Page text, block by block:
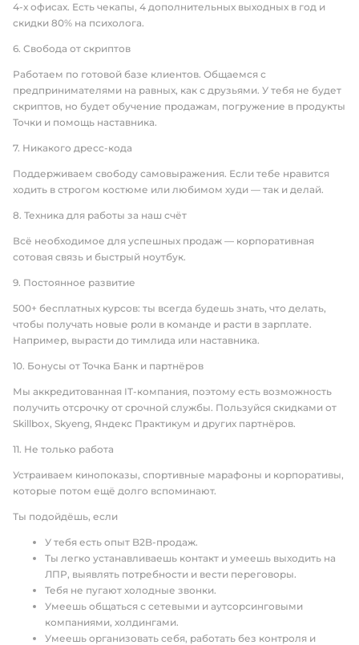
4-х офисах. Есть чекапы, 4 дополнительных выходных в год и
скидки 80% на психолога.
6. Свобода от скриптов
Работаем по готовой базе клиентов. Общаемся с
предпринимателями на равных, как с друзьями. У тебя не будет
скриптов, но будет обучение продажам, погружение в продукты
Точки и помощь наставника.
7. Никакого дресс-кода
Поддерживаем свободу самовыражения. Если тебе нравится
ходить в строгом костюме или любимом худи — так и делай.
8. Техника для работы за наш счёт
Всё необходимое для успешных продаж — корпоративная
сотовая связь и быстрый ноутбук.
9. Постоянное развитие
500+ бесплатных курсов: ты всегда будешь знать, что делать,
чтобы получать новые роли в команде и расти в зарплате.
Например, вырасти до тимлида или наставника.
10. Бонусы от Точка Банк и партнёров
Мы аккредитованная IT-компания, поэтому есть возможность
получить отсрочку от срочной службы. Пользуйся скидками от
Skillbox, Skyeng, Яндекс Практикум и других партнёров.
11. Не только работа
Устраиваем кинопоказы, спортивные марафоны и корпоративы,
которые потом ещё долго вспоминают.
Ты подойдёшь, если
У тебя есть опыт B2B-продаж.
Ты легко устанавливаешь контакт и умеешь выходить на
ЛПР, выявлять потребности и вести переговоры.
Тебя не пугают холодные звонки.
Умеешь общаться с сетевыми и аутсорсинговыми
компаниями, холдингами.
Умеешь организовать себя, работать без контроля и